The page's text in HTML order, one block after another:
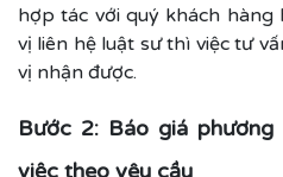
hợp tác với quý khách
vị liên hệ luật sư thì việc tư
vị nhận được.
Bước 2: Báo giá
việc theo yêu cầu